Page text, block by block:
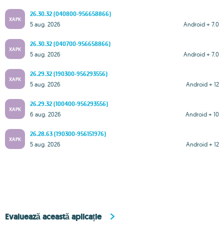
XAPK
26.30.32 (040800-956658866)
Android + 7.0
5 aug. 2026
XAPK
26.30.32 (040700-956658866)
Android + 7.0
5 aug. 2026
XAPK
26.29.32 (190300-956293556)
Android + 12
5 aug. 2026
XAPK
26.29.32 (100400-956293556)
Android + 10
6 aug. 2026
XAPK
26.28.63 (190300-956151976)
Android + 12
5 aug. 2026
Evaluează această aplicație